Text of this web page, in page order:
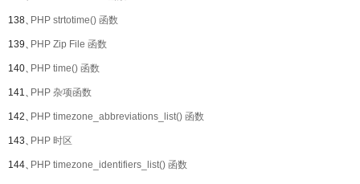
138、PHP strtotime() 函数
139、PHP Zip File 函数
140、PHP time() 函数
141、PHP 杂项函数
142、PHP timezone_abbreviations_list() 函数
143、PHP 时区
144、PHP timezone_identifiers_list() 函数